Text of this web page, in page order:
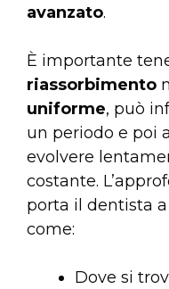
avanzato.
È importante
riassorbimento
uniforme, può
un periodo e poi
evolvere
costante.
porta il dentista
come:
Dove si